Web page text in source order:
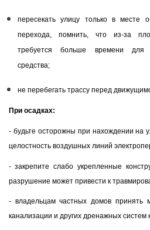
пересекать улицу только в месте
перехода, помнить, что из-за
требуется больше времени для
средства;
не перебегать трассу перед
При осадках:
- будьте осторожны при нахождении на
целостность воздушных линий
- закрепите слабо укрепленные
разрушение может привести к
- владельцам частных домов принять
канализации и других дренажных систем